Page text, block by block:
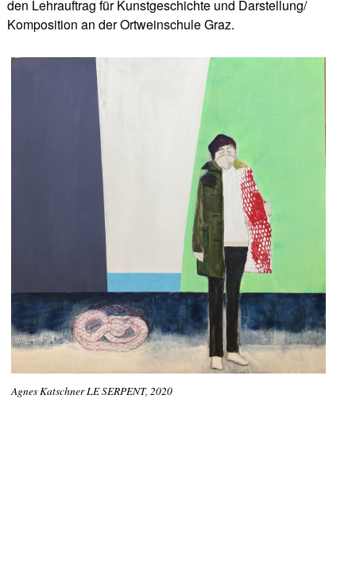
den Lehrauftrag für Kunstgeschichte und Darstellung/
Komposition an der Ortweinschule Graz.
Agnes Katschner LE SERPENT, 2020